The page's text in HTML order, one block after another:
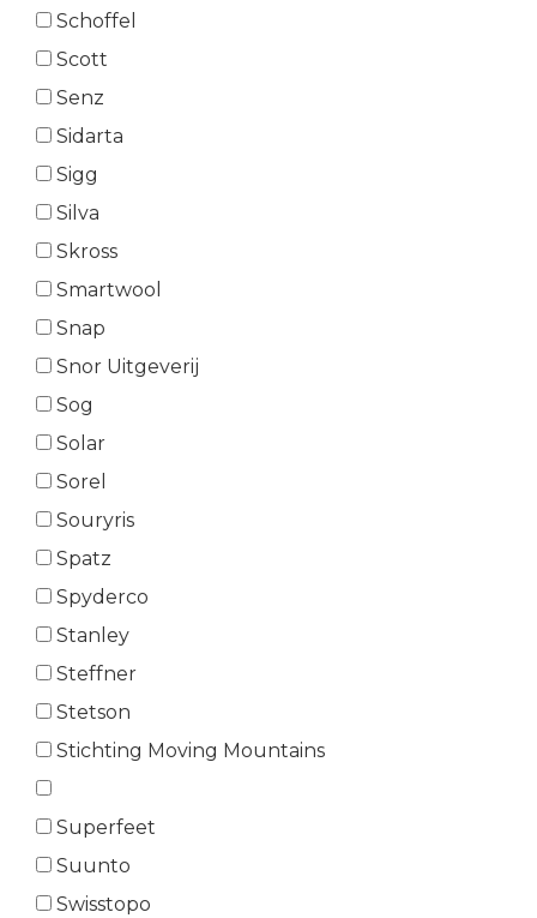
Schoffel
Scott
Senz
Sidarta
Sigg
Silva
Skross
Smartwool
Snap
Snor Uitgeverij
Sog
Solar
Sorel
Souryris
Spatz
Spyderco
Stanley
Steffner
Stetson
Stichting Moving Mountains
Superfeet
Suunto
Swisstopo